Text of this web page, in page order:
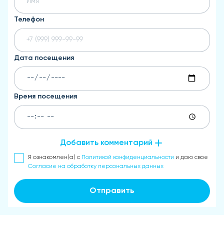
Телефон
Дата посещения
Время посещения
Добавить комментарий
Я ознакомлен(а) с Политикой конфиденциальности и даю свое
Согласие на обработку персональных данных
Отправить